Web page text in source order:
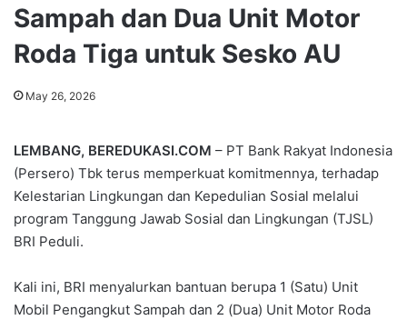
Sampah dan Dua Unit Motor
Roda Tiga untuk Sesko AU
May 26, 2026
LEMBANG, BEREDUKASI.COM – PT Bank Rakyat Indonesia
(Persero) Tbk terus memperkuat komitmennya, terhadap
Kelestarian Lingkungan dan Kepedulian Sosial melalui
program Tanggung Jawab Sosial dan Lingkungan (TJSL)
BRI Peduli.
Kali ini, BRI menyalurkan bantuan berupa 1 (Satu) Unit
Mobil Pengangkut Sampah dan 2 (Dua) Unit Motor Roda